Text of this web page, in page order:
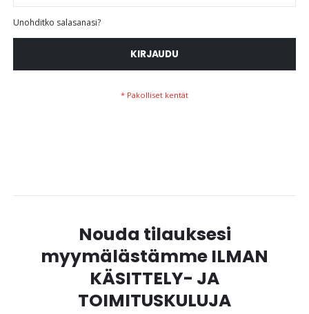
Unohditko salasanasi?
KIRJAUDU
Nouda tilauksesi
myymälästämme ILMAN
KÄSITTELY- JA
TOIMITUSKULUJA